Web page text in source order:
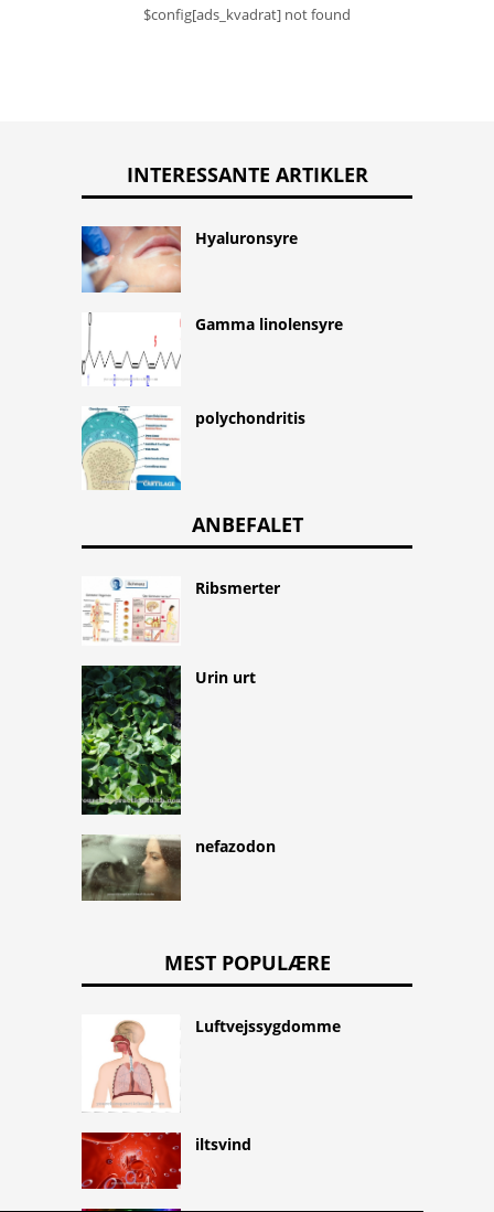
$config[ads_kvadrat] not found
INTERESSANTE ARTIKLER
Hyaluronsyre
Gamma linolensyre
polychondritis
ANBEFALET
Ribsmerter
Urin urt
nefazodon
MEST POPULÆRE
Luftvejssygdomme
iltsvind